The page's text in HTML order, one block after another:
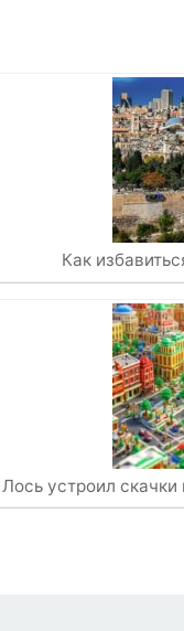
Как
Лось устроил скачки